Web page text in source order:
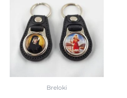
Breloki
wiele
wariantów.
Opcje